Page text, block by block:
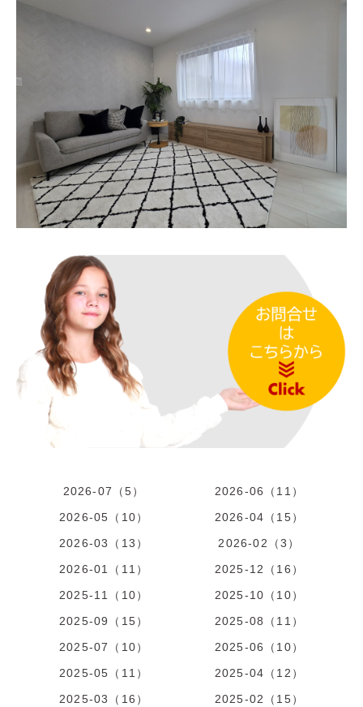
2026-07（5）
2026-06（11）
2026-05（10）
2026-04（15）
2026-03（13）
2026-02（3）
2026-01（11）
2025-12（16）
2025-11（10）
2025-10（10）
2025-09（15）
2025-08（11）
2025-07（10）
2025-06（10）
2025-05（11）
2025-04（12）
2025-03（16）
2025-02（15）